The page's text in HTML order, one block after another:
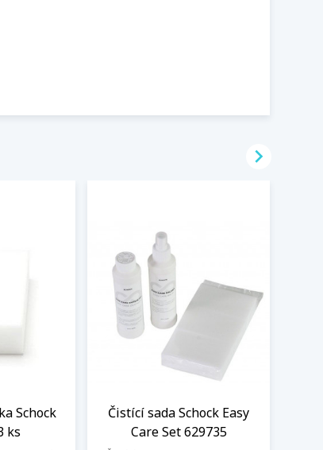
Schock
ks
Čistící sada Schock Easy
Care Set 629735
